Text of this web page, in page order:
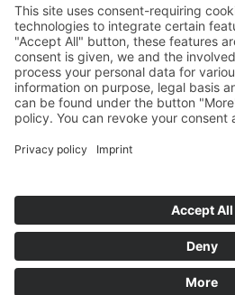
Mentions légales
Protection des données
Retrouvez-nous aussi ici